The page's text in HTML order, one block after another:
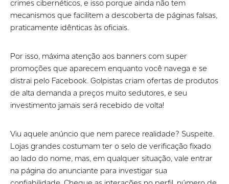
crimes cibernéticos, e isso porque ainda não tem
mecanismos que facilitem a descoberta de páginas falsas,
praticamente idênticas às oficiais.
Por isso, máxima atenção aos banners com super
promoções que aparecem enquanto você navega e se
distrai pelo Facebook. Golpistas criam ofertas de produtos
de alta demanda a preços muito sedutores, e seu
investimento jamais será recebido de volta!
Viu aquele anúncio que nem parece realidade? Suspeite.
Lojas grandes costumam ter o selo de verificação fixado
ao lado do nome, mas, em qualquer situação, vale entrar
na página do anunciante para investigar sua